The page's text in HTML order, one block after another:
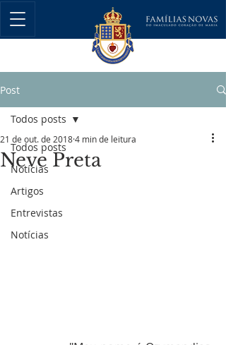
Post
Todos posts
Notícias
Artigos
Entrevistas
Notícias
Todos posts
Neve Preta
21 de out. de 20184 min de leitura